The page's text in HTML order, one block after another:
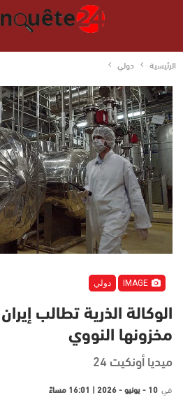
الرئيسية دولي
دولي
الوكالة الذرية تطالب
مخزونها النووي
ميديا أونكيت 24
في 10 - يونيو - 2026 | 16:01 مساءً